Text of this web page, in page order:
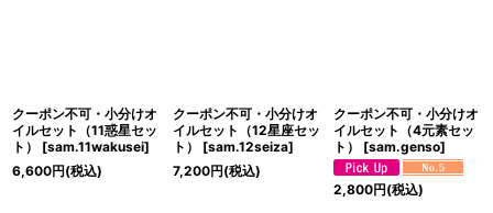
クーポン不可・小分けオ
イルセット（11惑星セッ
ト）
[sam.11wakusei]
6,600円(税込)
クーポン不可・小分けオ
イルセット（12星座セッ
ト）
[sam.12seiza]
7,200円(税込)
クーポン不可・小分けオ
イルセット（4元素セッ
ト）
[sam.genso]
2,800円(税込)